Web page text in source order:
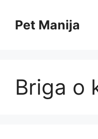
contentPet Manija
Briga o